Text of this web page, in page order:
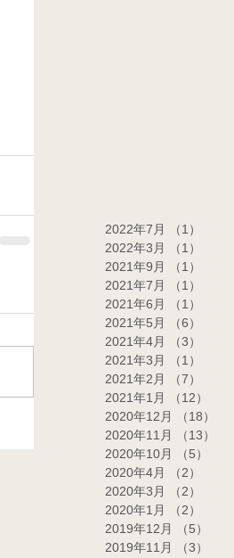
2022年7月 （1）
2022年3月
（1）
2021年9月
（1）
2021年7月
（1）
2021年6月
（1）
2021年5月
（6）
2021年4月
（3）
2021年3月
（1）
2021年2月
（7）
2021年1月
（12）
2020年12月
（18）
2020年11月
（13）
2020年10月
（5）
2020年4月
（2）
2020年3月
（2）
2020年1月
（2）
2019年12月
（5）
2019年11月
（3）